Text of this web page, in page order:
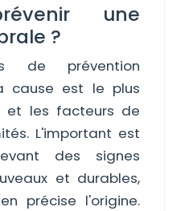
une
?
de prévention
cause est le plus
et les facteurs de
L'important est
des signes
et durables,
précise l'origine.